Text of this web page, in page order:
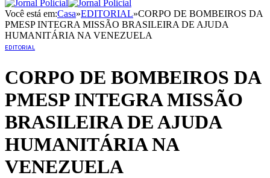
Você está em:Casa»EDITORIAL»CORPO DE BOMBEIROS DA
PMESP INTEGRA MISSÃO BRASILEIRA DE AJUDA
HUMANITÁRIA NA VENEZUELA
EDITORIAL
CORPO DE BOMBEIROS DA
PMESP INTEGRA MISSÃO
BRASILEIRA DE AJUDA
HUMANITÁRIA NA
VENEZUELA